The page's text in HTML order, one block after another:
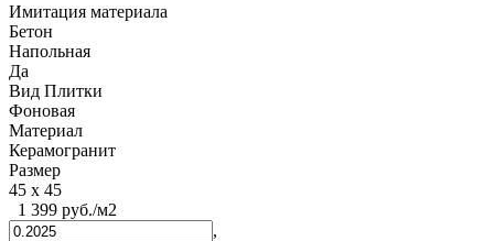
Имитация материала
Бетон
Напольная
Да
Вид Плитки
Фоновая
Материал
Керамогранит
Размер
45 x 45
1 399 руб./м2
,